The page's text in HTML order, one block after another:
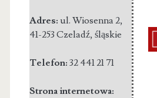
Adres: ul. Wiosenna 2,
41-253 Czeladź, śląskie
Telefon: 32 441 21 71
Strona internetowa: